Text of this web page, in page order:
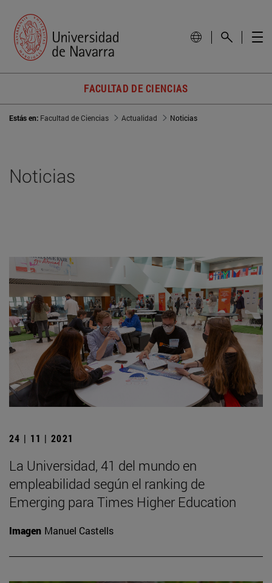
FACULTAD DE CIENCIAS
Estás en: Facultad de Ciencias Actualidad Noticias
Noticias
24 | 11 | 2021
La Universidad, 41 del mundo en
empleabilidad según el ranking de
Emerging para Times Higher Education
Imagen Manuel Castells